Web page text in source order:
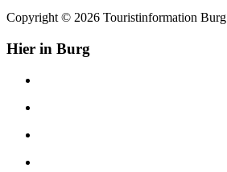
Copyright © 2026 Touristinformation Burg
Hier in Burg